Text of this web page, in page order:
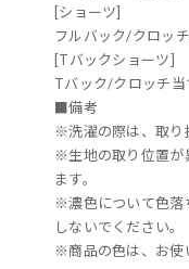
[ショーツ]
フルバック/クロッ
[Tバックショーツ]
Tバック/クロッチ
■備考
※洗濯の際は、取り
※生地の取り位置が
ます。
※濃色について色落
しないでください。
※商品の色は、お使